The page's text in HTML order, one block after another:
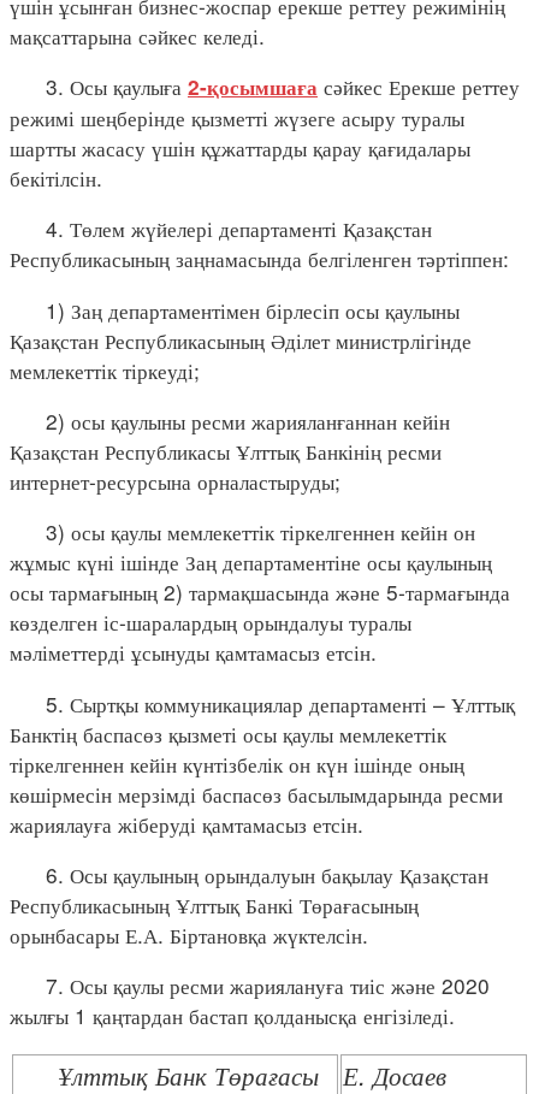
мақсаттарына сәйкес келеді.
3. Осы қаулыға 2-қосымшаға сәйкес Ерекше реттеу
режимі шеңберінде қызметті жүзеге асыру туралы
шартты жасасу үшін құжаттарды қарау қағидалары
бекітілсін.
4. Төлем жүйелері департаменті Қазақстан
Республикасының заңнамасында белгіленген тәртіппен:
1) Заң департаментімен бірлесіп осы қаулыны
Қазақстан Республикасының Әділет министрлігінде
мемлекеттік тіркеуді;
2) осы қаулыны ресми жарияланғаннан кейін
Қазақстан Республикасы Ұлттық Банкінің ресми
интернет-ресурсына орналастыруды;
3) осы қаулы мемлекеттік тіркелгеннен кейін он
жұмыс күні ішінде Заң департаментіне осы қаулының
осы тармағының 2) тармақшасында және 5-тармағында
көзделген іс-шаралардың орындалуы туралы
мәліметтерді ұсынуды қамтамасыз етсін.
5. Сыртқы коммуникациялар департаменті – Ұлттық
Банктің баспасөз қызметі осы қаулы мемлекеттік
тіркелгеннен кейін күнтізбелік он күн ішінде оның
көшірмесін мерзімді баспасөз басылымдарында ресми
жариялауға жіберуді қамтамасыз етсін.
6. Осы қаулының орындалуын бақылау Қазақстан
Республикасының Ұлттық Банкі Төрағасының
орынбасары Е.А. Біртановқа жүктелсін.
7. Осы қаулы ресми жариялануға тиіс және 2020
жылғы 1 қаңтардан бастап қолданысқа енгізіледі.
Ұлттық Банк Төрағасы
Е. Досаев